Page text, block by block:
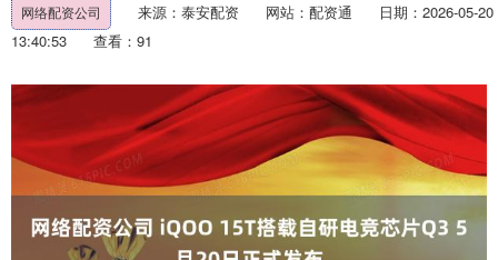
网络配资公司 来源：泰安配资 网站：配资通
日期：2026-05-20
13:40:53
查看：91